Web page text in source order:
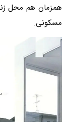
همزمان هم محل
مسکونی.